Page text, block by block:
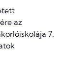
az
7.